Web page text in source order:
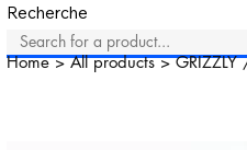
Recherche
Home>All products>GRIZZLY